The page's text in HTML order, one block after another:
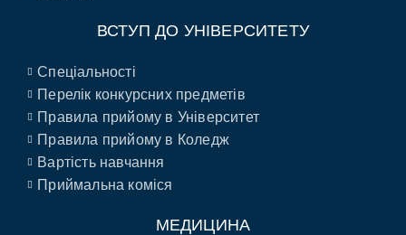
ВСТУП ДО УНІВЕРСИТЕТУ
Спеціальності
Перелік конкурсних предметів
Правила прийому в Університет
Правила прийому в Коледж
Вартість навчання
Приймальна коміся
МЕДИЦИНА